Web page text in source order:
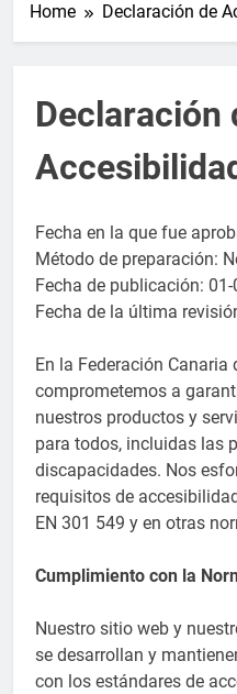
Home Declaración de
Declaración
Fecha en la que fue
Método de preparación:
Fecha de publicación:
Fecha de la última
En la Federación Canaria
comprometemos a
nuestros productos y
para todos, incluidas las
discapacidades. Nos
requisitos de
EN 301 549 y en otras
Cumplimiento con la
Nuestro sitio web y
se desarrollan y
con los estándares de